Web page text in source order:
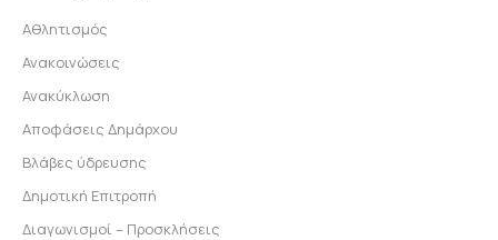
Αθλητισμός
Ανακοινώσεις
Ανακύκλωση
Αποφάσεις Δημάρχου
Βλάβες ύδρευσης
Δημοτική Επιτροπή
Διαγωνισμοί – Προσκλήσεις